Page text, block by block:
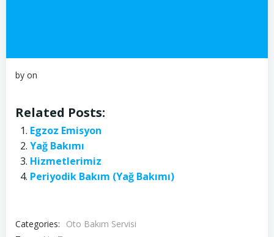
by on
Related Posts:
Egzoz Emisyon
Yağ Bakımı
Hizmetlerimiz
Periyodik Bakım (Yağ Bakımı)
Categories:
Oto Bakım Servisi